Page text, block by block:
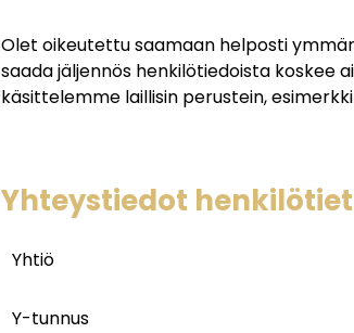
Olet oikeutettu saamaan helposti
saada jäljennös henkilötiedoista
käsittelemme laillisin perustein,
Yhteystiedot
Yhtiö
Y-tunnus